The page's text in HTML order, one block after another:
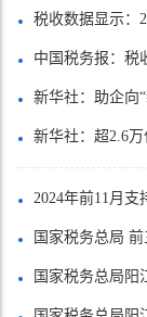
税收数据显示：
中国税务报：税收
新华社：助企向“新
新华社：超2.6万亿元
2024年前11月支持科
国家税务总局 前
国家税务总局阳